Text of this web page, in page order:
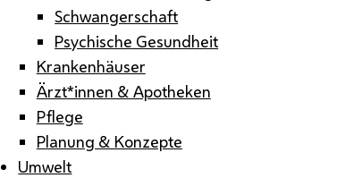
Schwangerschaft
Psychische Gesundheit
Krankenhäuser
Ärzt*innen & Apotheken
Pflege
Planung & Konzepte
Umwelt